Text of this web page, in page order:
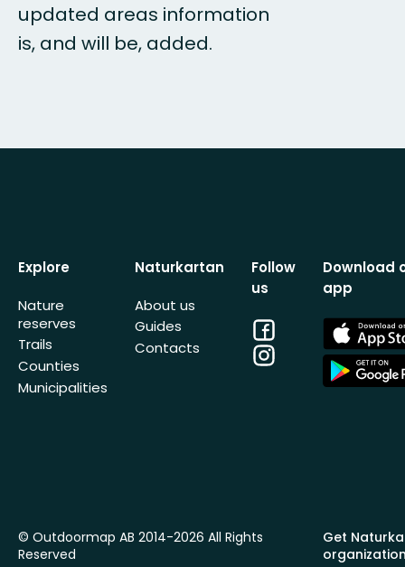
updated areas information
is, and will be, added.
Explore
Nature
reserves
Trails
Counties
Municipalities
Naturkartan
About us
Guides
Contacts
Follow
us
Facebook
Instagram
Download
app
App
Store
App
Store
Get
© Outdoormap AB 2014-2026 All Rights
Reserved